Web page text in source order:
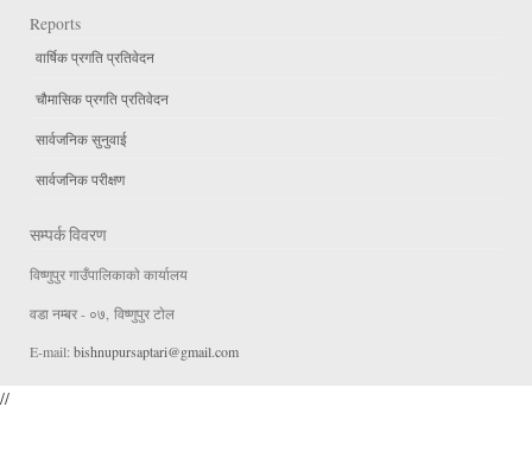
Reports
वार्षिक प्रगति प्रतिवेदन
चौमासिक प्रगति प्रतिवेदन
सार्वजनिक सुनुवाई
सार्वजनिक परीक्षण
सम्पर्क विवरण
विष्णुपुर गाउँपालिकाकाे कार्यालय
वडा न‌म्बर - ०७, विष्णुपुर टाेल
E-mail: bishnupursaptari@gmail.com
//